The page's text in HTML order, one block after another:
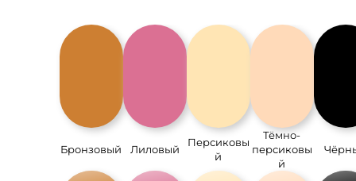
Бронзовый Лиловый
Персиковы
й
Тёмно-
персиковы
й